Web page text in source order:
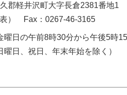
郡軽井沢町大字長倉2381番地1
）
Fax：0267-46-3165
曜日の午前8時30分から午後5時
曜日、祝日、年末年始を除く）